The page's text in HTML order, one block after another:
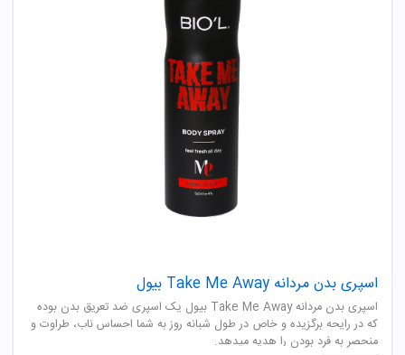
اسپری بدن مردانه Take Me Away بیول
اسپری بدن مردانه Take Me Away بیول یک اسپری ضد تعریق بدن بوده
که در رایحه برگزیده و خاص در طول شبانه روز به شما احساس ناب، طراوت و
منحصر به فرد بودن را هدیه میدهد.